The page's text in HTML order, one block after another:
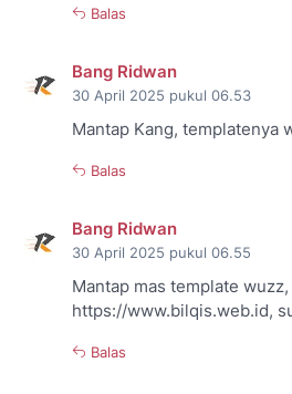
Balas
Bang Ridwan
30 April 2025 pukul 06.53
Mantap Kang, templatenya
Balas
Bang Ridwan
30 April 2025 pukul 06.55
Mantap mas template
https://www.bilqis.web.id,
Balas